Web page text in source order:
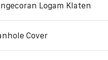
Logam Klaten
Cover